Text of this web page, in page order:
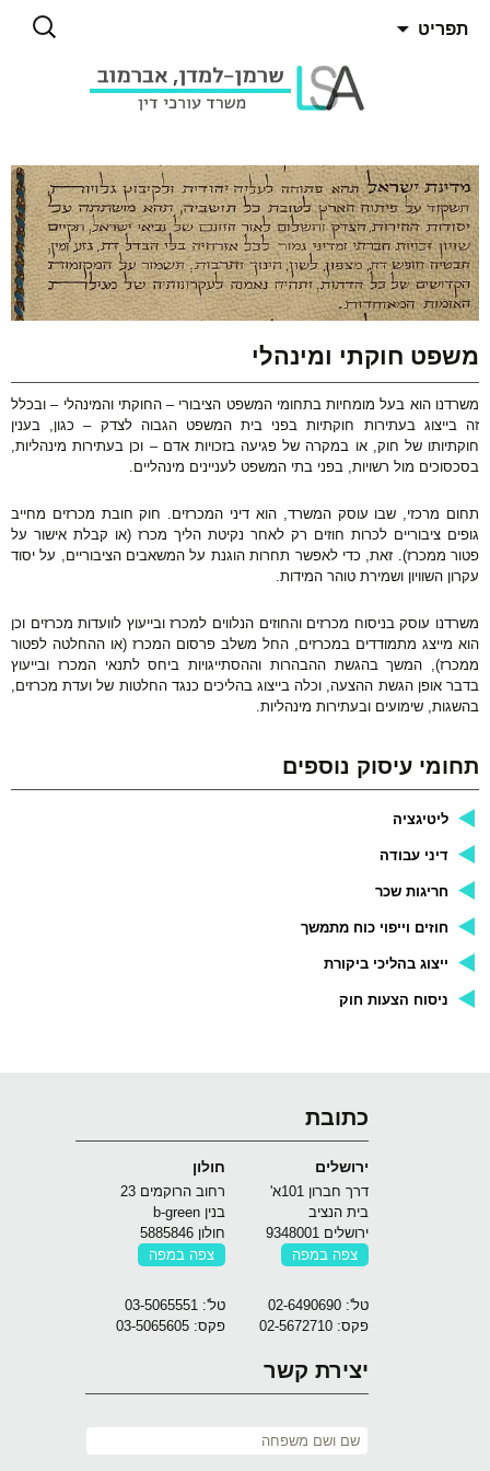
תפריט
חיפוש:
חוקתי ומינהלי
הוא בעל מומחיות בתחומי המשפט הציבורי – החוקתי והמינהלי – ובכלל
בייצוג בעתירות חוקתיות בפני בית המשפט הגבוה לצדק – כגון, בענין
של חוק, או במקרה של פגיעה בזכויות אדם – וכן בעתירות מינהליות,
מול רשויות, בפני בתי המשפט לעניינים מינהליים.
מרכזי, שבו עוסק המשרד, הוא דיני המכרזים. חוק חובת מכרזים מחייב
ציבוריים לכרות חוזים רק לאחר נקיטת הליך מכרז (או קבלת אישור על
ממכרז). זאת, כדי לאפשר תחרות הוגנת על המשאבים הציבוריים, על יסוד
השוויון ושמירת טוהר המידות.
עוסק בניסוח מכרזים והחוזים הנלווים למכרז ובייעוץ לוועדות מכרזים וכן
מייצג מתמודדים במכרזים, החל משלב פרסום המכרז (או ההחלטה לפטור
המשך בהגשת ההבהרות וההסתייגויות ביחס לתנאי המכרז ובייעוץ
אופן הגשת ההצעה, וכלה בייצוג בהליכים כנגד החלטות של ועדת מכרזים,
שימועים ובעתירות מינהליות.
עיסוק נוספים
ליטיגציה
דיני עבודה
חריגות שכר
חוזים וייפוי כוח מתמשך
ייצוג בהליכי ביקורת
ניסוח הצעות חוק
כתובת
ירושלים
דרך חברון 101א'
בית הנציב
ירושלים 9348001
צפה במפה
טל': 02-6490690
פקס: 02-5672710
חולון
רחוב הרוקמים 23
בנין b-green
חולון 5885846
צפה במפה
טל': 03-5065551
פקס: 03-5065605
יצירת קשר